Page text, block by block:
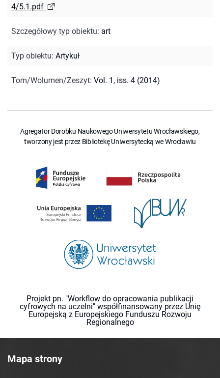
4/5.1.pdf
Szczegółowy typ obiektu: art
Typ obiektu: Artykuł
Tom/Wolumen/Zeszyt: Vol. 1, iss. 4 (2014)
Agregator Dorobku Naukowego Uniwersytetu Wrocławskiego,
tworzony jest przez Bibliotekę Uniwersytecką we Wrocławiu
Projekt pn. "Workflow do opracowania publikacji
cyfrowych na uczelni" współfinansowany przez Unię
Europejską z Europejskiego Funduszu Rozwoju
Regionalnego
Mapa strony